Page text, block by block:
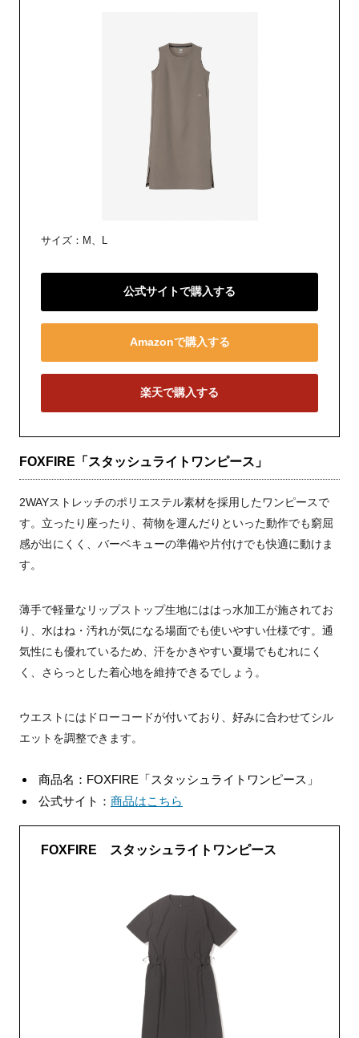
サイズ：M、L
公式サイトで購入する
Amazonで購入する
楽天で購入する
FOXFIRE「スタッシュライトワンピース」
2WAYストレッチのポリエステル素材を採用したワンピースで
す。立ったり座ったり、荷物を運んだりといった動作でも窮屈
感が出にくく、バーベキューの準備や片付けでも快適に動けま
す。
薄手で軽量なリップストップ生地にははっ水加工が施されてお
り、水はね・汚れが気になる場面でも使いやすい仕様です。通
気性にも優れているため、汗をかきやすい夏場でもむれにく
く、さらっとした着心地を維持できるでしょう。
ウエストにはドローコードが付いており、好みに合わせてシル
エットを調整できます。
商品名：FOXFIRE「スタッシュライトワンピース」
公式サイト： 商品はこちら
FOXFIRE スタッシュライトワンピース